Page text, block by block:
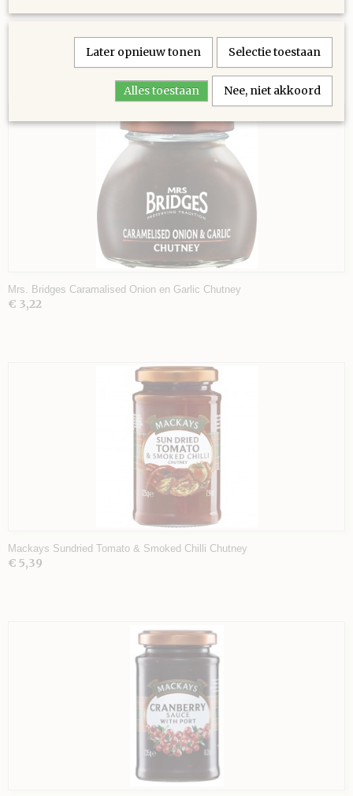
Ook interessant
Mrs. Bridges Caramalised Onion en Garlic Chutney
€ 3,22
Mackays Sundried Tomato & Smoked Chilli Chutney
€ 5,39
Later opnieuw tonen Selectie toestaan
Alles toestaan Nee, niet akkoord